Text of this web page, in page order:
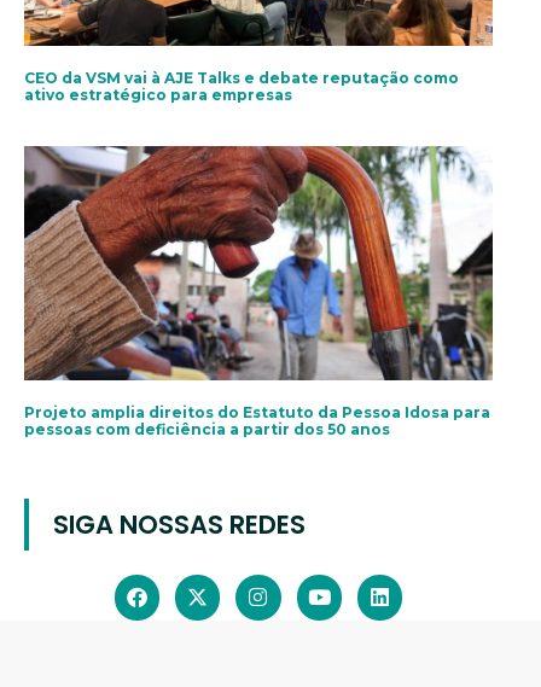
CEO da VSM vai à AJE Talks e debate reputação como
ativo estratégico para empresas
Projeto amplia direitos do Estatuto da Pessoa Idosa para
pessoas com deficiência a partir dos 50 anos
SIGA NOSSAS REDES